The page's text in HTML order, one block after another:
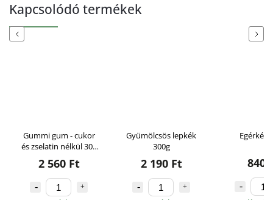
Kapcsolódó termékek
Previous
Gummi gum - cukor
és zselatin nélkül 300
g
2 560 Ft
Gyümölcsös lepkék
300g
2 190 Ft
Egérkék
840
Next